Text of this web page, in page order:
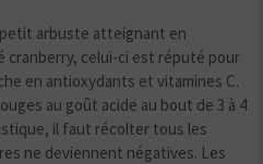
petit arbuste atteignant en
cranberry, celui-ci est réputé pour
en antioxydants et vitamines C.
au goût acide au bout de 3 à 4
il faut récolter tous les
ne deviennent négatives. Les